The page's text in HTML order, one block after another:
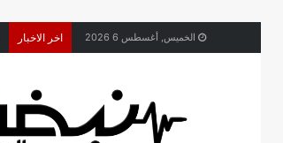
الخميس, أغسطس 6 2026 اخر الاخبار